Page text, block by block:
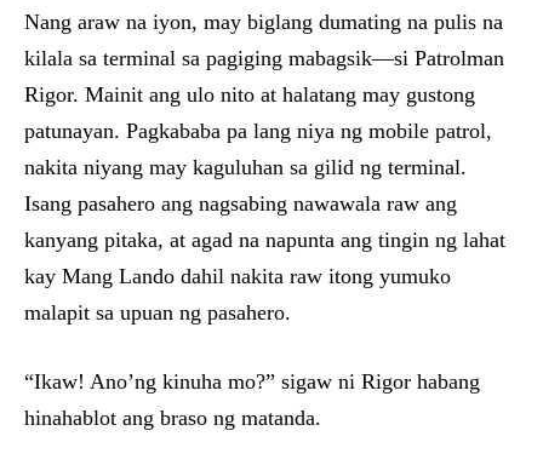
Nang araw na iyon, may biglang dumating na pulis na
kilala sa terminal sa pagiging mabagsik—si Patrolman
Rigor. Mainit ang ulo nito at halatang may gustong
patunayan. Pagkababa pa lang niya ng mobile patrol,
nakita niyang may kaguluhan sa gilid ng terminal.
Isang pasahero ang nagsabing nawawala raw ang
kanyang pitaka, at agad na napunta ang tingin ng lahat
kay Mang Lando dahil nakita raw itong yumuko
malapit sa upuan ng pasahero.
“Ikaw! Ano’ng kinuha mo?” sigaw ni Rigor habang
hinahablot ang braso ng matanda.